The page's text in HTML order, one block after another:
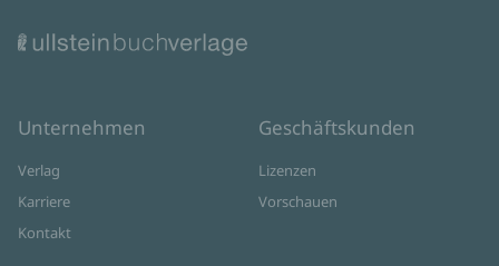
Unternehmen
Verlag
Karriere
Kontakt
Geschäftskunden
Lizenzen
Vorschauen